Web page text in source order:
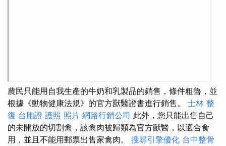
農民只能用自我生產的牛奶和乳製品的銷售，條件粗魯，並
根據《動物健康法規》的官方獸醫證書進行銷售。 士林 整
復 台胞證 護照 照片 網路行銷公司 此外，您只能出售自己
的未開放的切割禽，該禽肉被歸類為官方獸醫，以適合食
用，並且不能用郵票出售家禽肉。 搜尋引擎優化 台中整骨